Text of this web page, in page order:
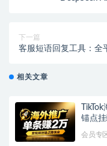
下一篇
客服短语回复工具：全
相关文章
锚点
会员专